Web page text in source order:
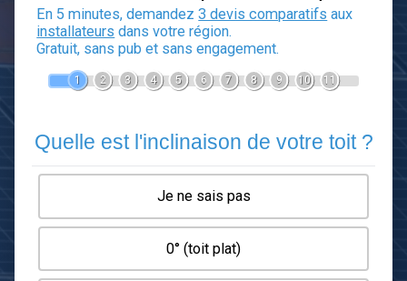
Devis Panneaux
Gratuit, sans pub et sans engagement.
10
Quelle est l'inclinaison de votre